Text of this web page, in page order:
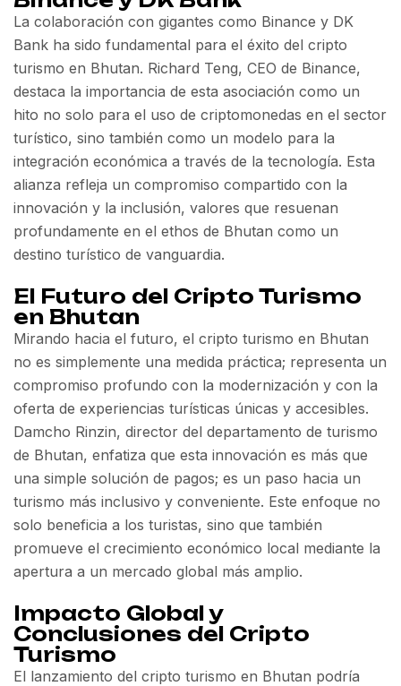
La colaboración con gigantes como Binance y DK
Bank ha sido fundamental para el éxito del cripto
turismo en Bhutan. Richard Teng, CEO de Binance,
destaca la importancia de esta asociación como un
hito no solo para el uso de criptomonedas en el sector
turístico, sino también como un modelo para la
integración económica a través de la tecnología. Esta
alianza refleja un compromiso compartido con la
innovación y la inclusión, valores que resuenan
profundamente en el ethos de Bhutan como un
destino turístico de vanguardia.
El Futuro del Cripto Turismo
en Bhutan
Mirando hacia el futuro, el cripto turismo en Bhutan
no es simplemente una medida práctica; representa un
compromiso profundo con la modernización y con la
oferta de experiencias turísticas únicas y accesibles.
Damcho Rinzin, director del departamento de turismo
de Bhutan, enfatiza que esta innovación es más que
una simple solución de pagos; es un paso hacia un
turismo más inclusivo y conveniente. Este enfoque no
solo beneficia a los turistas, sino que también
promueve el crecimiento económico local mediante la
apertura a un mercado global más amplio.
Impacto Global y
Conclusiones del Cripto
Turismo
El lanzamiento del cripto turismo en Bhutan podría